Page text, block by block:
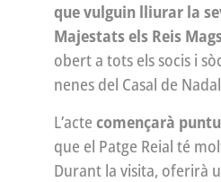
que vulguin lliurar la
Majestats els Reis
obert a tots els socis i
nenes del Casal de
L’acte començarà
que el Patge Reial té
Durant la visita, oferirà